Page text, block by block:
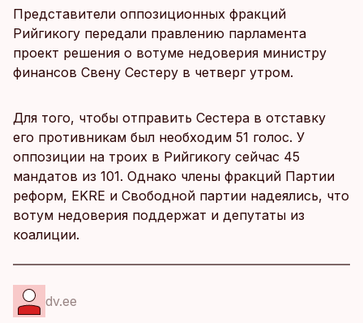
Представители оппозиционных фракций
Рийгикогу передали правлению парламента
проект решения о вотуме недоверия министру
финансов Свену Сестеру в четверг утром.
Для того, чтобы отправить Сестера в отставку
его противникам был необходим 51 голос. У
оппозиции на троих в Рийгикогу сейчас 45
мандатов из 101. Однако члены фракций Партии
реформ, EKRE и Свободной партии надеялись, что
вотум недоверия поддержат и депутаты из
коалиции.
dv.ee